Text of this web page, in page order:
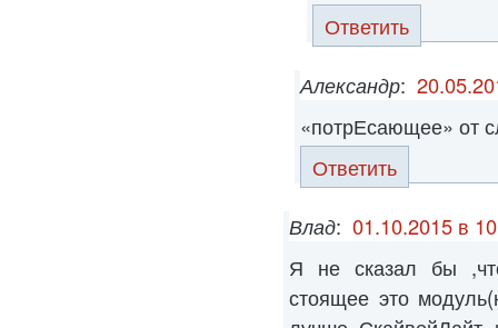
Ответить
Александр:
«потрЕсающее» от
Ответить
Влад: 01.10.2015 в
Я не сказал бы
стоящее это